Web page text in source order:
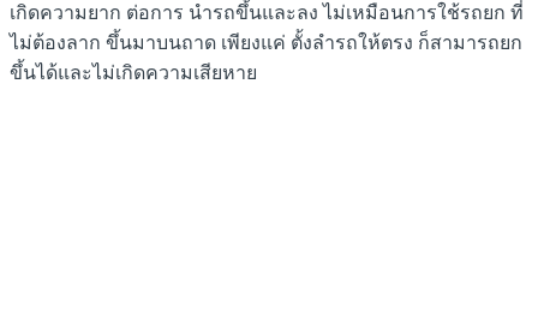
เกิดความยาก ต่อการ นำรถขึ้นและลง ไม่เหมือนการใช้รถยก ที่
ไม่ต้องลาก ขึ้นมาบนถาด เพียงแค่ ตั้งลำรถให้ตรง ก็สามารถยก
ขึ้นได้และไม่เกิดความเสียหาย